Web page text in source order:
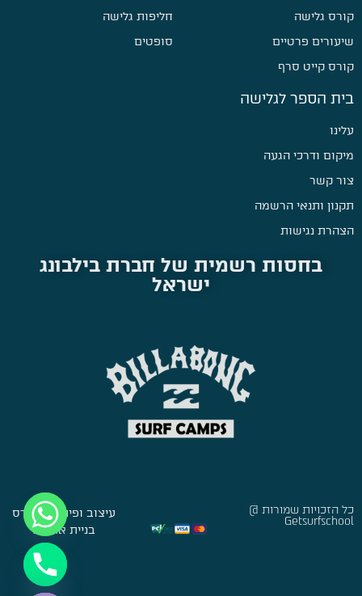
קורס גלישה
שיעורים פרטיים
קורס קייט סרף
חליפות גלישה
סופטים
בית הספר לגלישה
עלינו
מיקום ודרכי הגעה
צור קשר
תקנון ותנאי הרשמה
הצהרת נגישות
בחסות רשמית של חברת בילבונג
ישראל
כל הזכויות שמורות @
Getsurfschool
עיצוב ופיתוח:סברס
בניית אתרים
Hide chaty